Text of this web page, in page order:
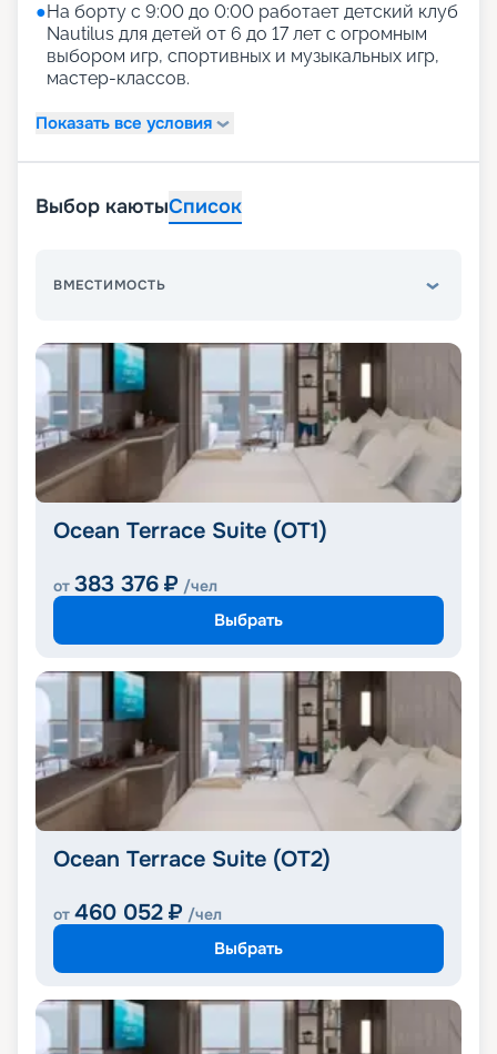
●На борту с 9:00 до 0:00 работает детский клуб
Nautilus для детей от 6 до 17 лет с огромным
выбором игр, спортивных и музыкальных игр,
мастер-классов.
Показать все условия
Выбор каютыСписок
ВМЕСТИМОСТЬ
Ocean Terrace Suite (OT1)
от 383 376 ₽ /чел
Выбрать
Ocean Terrace Suite (OT2)
от 460 052 ₽ /чел
Выбрать